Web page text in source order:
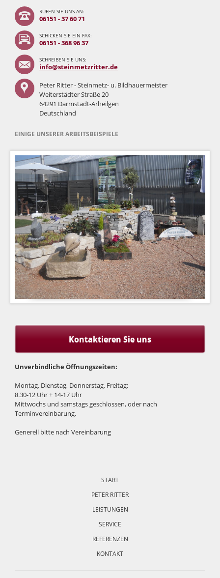
RUFEN SIE UNS AN:
06151 - 37 60 71
SCHICKEN SIE EIN FAX:
06151 - 368 96 37
SCHREIBEN SIE UNS:
info@steinmetzritter.de
Peter Ritter - Steinmetz- u. Bildhauermeister
Weiterstädter Straße 20
64291 Darmstadt-Arheilgen
Deutschland
EINIGE UNSERER ARBEITSBEISPIELE
Kontaktieren Sie uns
Unverbindliche Öffnungszeiten:
Montag, Dienstag, Donnerstag, Freitag:
8.30-12 Uhr + 14-17 Uhr
Mittwochs und samstags geschlossen, oder nach
Terminvereinbarung.
Generell bitte nach Vereinbarung
START
PETER RITTER
LEISTUNGEN
SERVICE
REFERENZEN
KONTAKT